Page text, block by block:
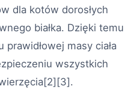
dla kotów dorosłych
białka. Dzięki temu
masy ciała
wszystkich
[2][3].